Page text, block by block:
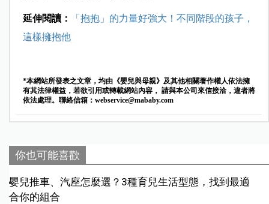
延伸閱讀：
「抱抱」的力量好強大！不同階段的孩子，
這樣擁抱他
*本網站所發表之文章，均由《嬰兒與母親》及其他相關著作權人依法擁
有其法律權益，若欲引用或轉載網站內容， 請與本公司來信接洽，違者將
依法處理。聯絡信箱： webservice@mababy.com
你也可能喜歡
嬰兒推車、汽座怎麼選？3種育兒生活型態，找到最適
合你的組合